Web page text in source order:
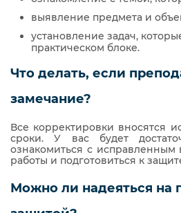
выявление предмета и
установление задач,
практическом блоке.
Что делать, если
замечание?
Все корректировки вносятся
сроки. У вас будет
ознакомиться с
работы и подготовиться к
Можно ли надеяться на